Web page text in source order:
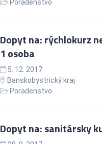
Poradenstvo
Dopyt na: rýchlokurz
1 osoba
5. 12. 2017
Banskobystrický kraj
Poradenstvo
Dopyt na: sanitársky